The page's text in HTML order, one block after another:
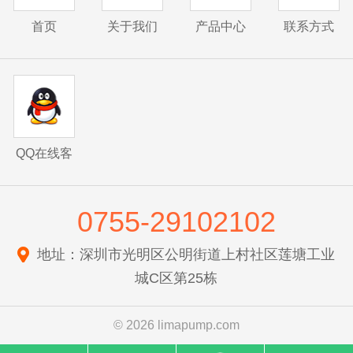
首页 关于我们 产品中心 联系方式
QQ在线客
服
0755-29102102
地址：深圳市光明区公明街道上村社区莲塘工业
城C区第25栋
© 2026 limapump.com